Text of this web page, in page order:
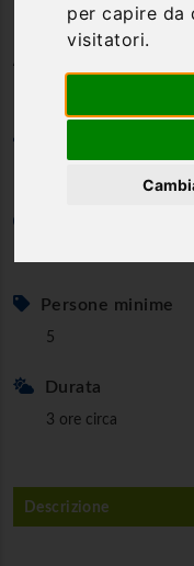
per capire da
visitatori.
Nordic
Albornoz di
Persone minime
5
Durata
3 ore circa
Descrizione